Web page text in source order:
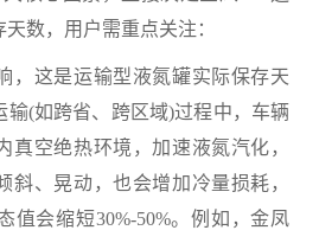
数，用户需重点关注：
这是运输型液氮罐实际保存天
输(如跨省、跨区域)过程中，车辆
真空绝热环境，加速液氮汽化，
斜、晃动，也会增加冷量损耗，
值会缩短30%-50%。例如，金凤